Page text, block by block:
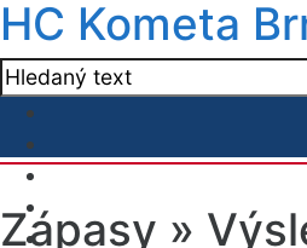
HC Kometa
Zápasy »